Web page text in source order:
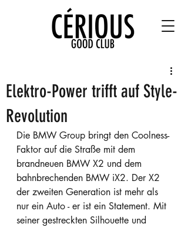
Elektro-Power trifft auf Style-
Revolution
Die BMW Group bringt den Coolness-
Faktor auf die Straße mit dem
brandneuen BMW X2 und dem
bahnbrechenden BMW iX2. Der X2
der zweiten Generation ist mehr als
nur ein Auto - er ist ein Statement. Mit
seiner gestreckten Silhouette und